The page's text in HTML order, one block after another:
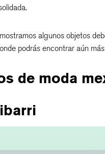
algunos objetos
podrás encontrar aún
de moda